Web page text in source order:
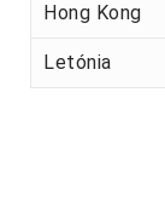
Hong Kong
Letónia